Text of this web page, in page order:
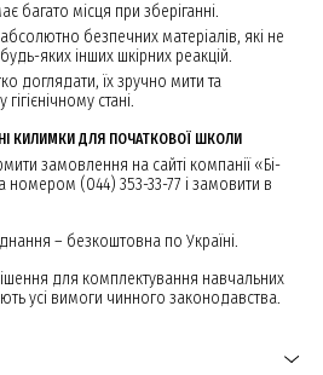
багато місця при зберіганні.
безпечних матеріалів, які не
яких інших шкірних реакцій.
доглядати, їх зручно мити та
стані.
КИЛИМКИ ДЛЯ ПОЧАТКОВОЇ ШКОЛИ
замовлення на сайті компанії «Бі-
(044) 353-33-77 і замовити в
– безкоштовна по Україні.
для комплектування навчальних
усі вимоги чинного законодавства.